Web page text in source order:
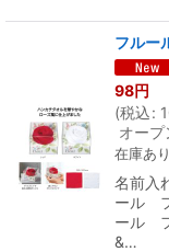
フルー
98円
(税込:
オープ
在庫あり
名前入
ール
ール
&…